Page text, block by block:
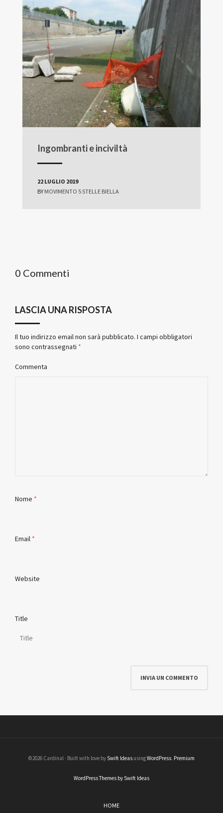
Ingombranti e inciviltà
22 LUGLIO 2019
BY MOVIMENTO 5 STELLE BIELLA
0 Commenti
LASCIA UNA RISPOSTA
Il tuo indirizzo email non sarà pubblicato. I campi obbligatori
sono contrassegnati *
Commenta
Nome *
Email *
Website
Title
©2026 Cardinal · Built with love by Swift Ideas usingWordPress. Premium
WordPress Themes by Swift Ideas
HOME